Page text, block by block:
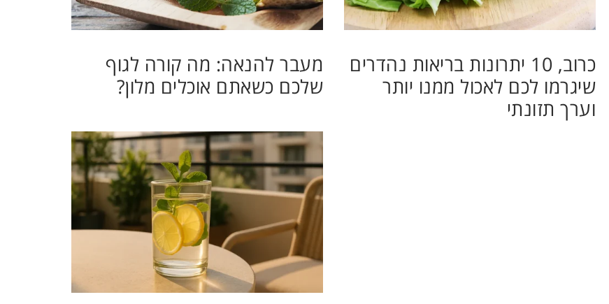
כרוב, 10 יתרונות בריאות נהדרים
שיגרמו לכם לאכול ממנו יותר
וערך תזונתי
מעבר להנאה: מה קורה לגוף
שלכם כשאתם אוכלים מלון?